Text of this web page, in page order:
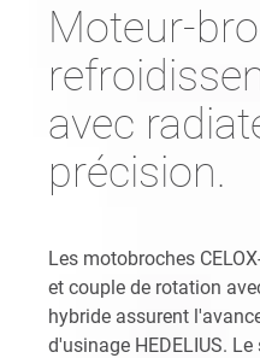
Moteur-
avec
précision.
Les motobroches
et couple de rotation
hybride assurent
d'usinage HEDELIUS.